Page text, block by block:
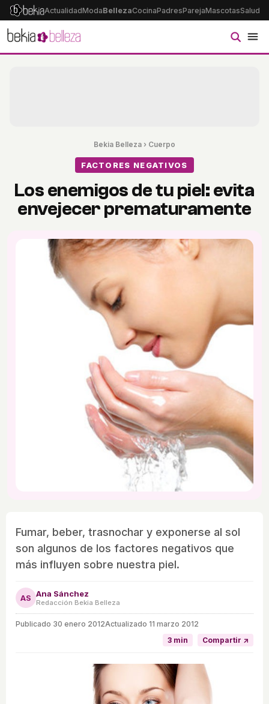
ActualidadModaBellezaCocinaPadresParejaMascotasSalud
Bekia Belleza › Cuerpo
FACTORES NEGATIVOS
Los enemigos de tu piel: evita
envejecer prematuramente
Fumar, beber, trasnochar y exponerse al sol
son algunos de los factores negativos que
más influyen sobre nuestra piel.
AS Ana Sánchez
Redacción Bekia Belleza
Publicado 30 enero 2012Actualizado 11 marzo 2012
3 min
Compartir ↗